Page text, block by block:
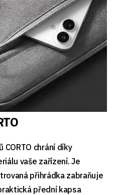
chrání díky
vaše zařízení. Je
přihrádka zabraňuje
přední kapsa